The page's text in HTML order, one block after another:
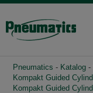
Fittings og slange
Handelsbetingelser
Pneumatics - Katalog -
Kompakt Guided
Kompakt Guided